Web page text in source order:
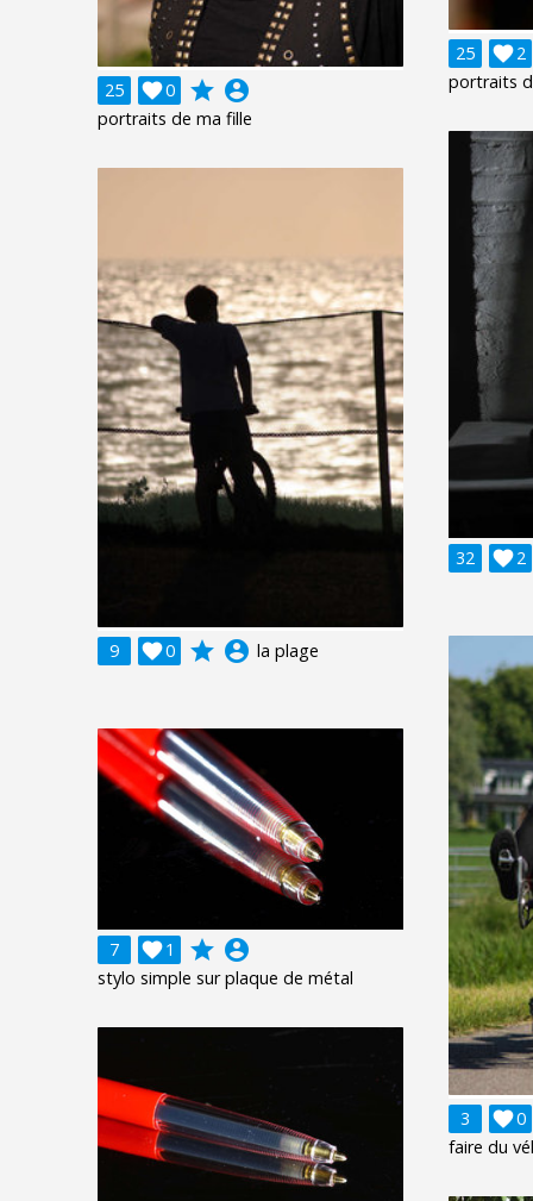
25 2

portraits
25 0
 grade account_circle
portraits de ma fille
32 2

9 0
 grade account_circle la plage
3 0

faire du
7 1
 grade account_circle
stylo simple sur plaque de métal